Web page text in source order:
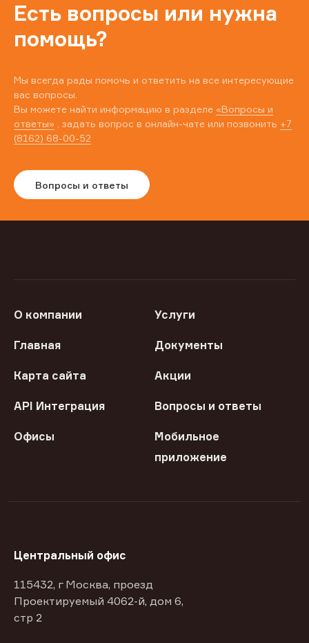
Есть вопросы или нужна
помощь?
Мы всегда рады помочь и ответить на все интересующие
вас вопросы.
Вы можете найти информацию в разделе «Вопросы и
ответы» , задать вопрос в онлайн-чате или позвонить +7
(8162) 68-00-52
Вопросы и ответы
О компании Услуги
Главная Документы
Карта сайта Акции
API Интеграция Вопросы и ответы
Офисы
Мобильное
приложение
Центральный офис
115432, г Москва, проезд
Проектируемый 4062-й, дом 6,
стр 2